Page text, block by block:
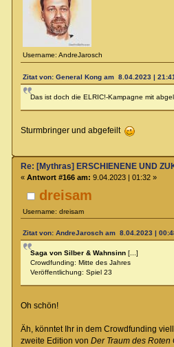
Username: AndreJarosch
Zitat von: General Kong am 8.04.2023 | 21:41
Das ist doch die ELRIC!-Kampagne mit
Sturmbringer und abgefeilt
dreisam
Username: dreisam
Re: [Mythras] ERSCHIENENE UND
« Antwort #166 am: 9.04.2023 | 01:32 »
Zitat von: AndreJarosch am 8.04.2023 |
Saga von Silber & Wahnsinn[...]
Crowdfunding: Mitte des Jahres
Veröffentlichung: Spiel 23
Oh schön!
Äh, könntet Ihr in dem Crowdfunding
zweite Edition von Der Traum des Roten